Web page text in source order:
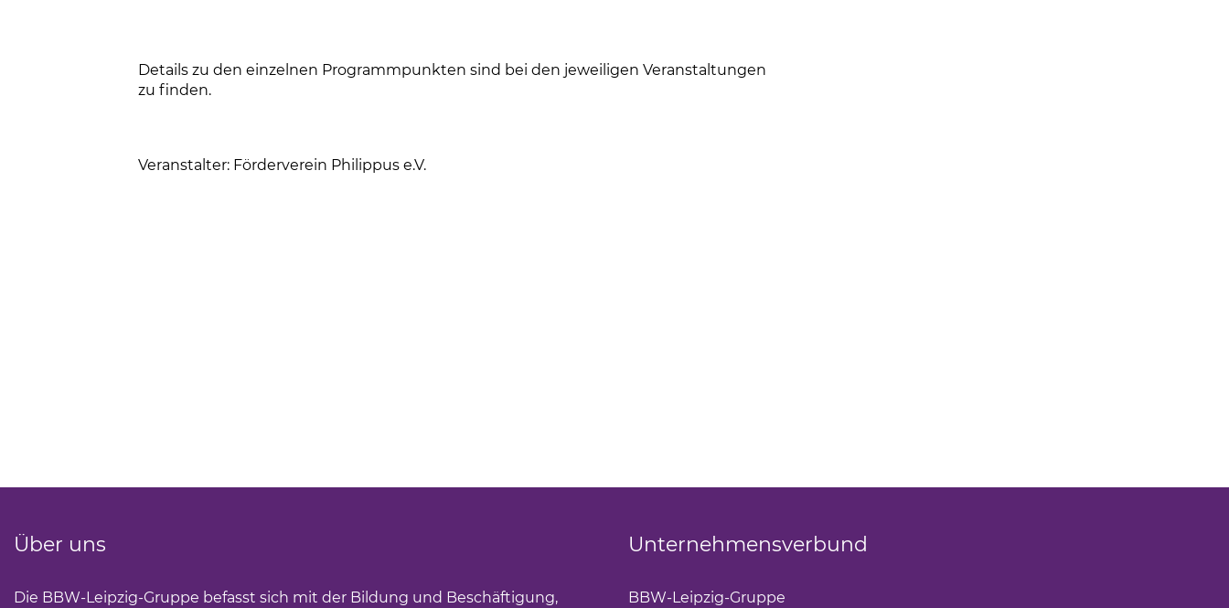
Details zu den einzelnen Programmpunkten sind bei den jeweiligen Veranstaltungen
zu finden.
Veranstalter: Förderverein Philippus e.V.
Über uns
Die BBW-Leipzig-Gruppe befasst sich mit der Bildung und Beschäftigung,
Unternehmensverbund
BBW-Leipzig-Gruppe